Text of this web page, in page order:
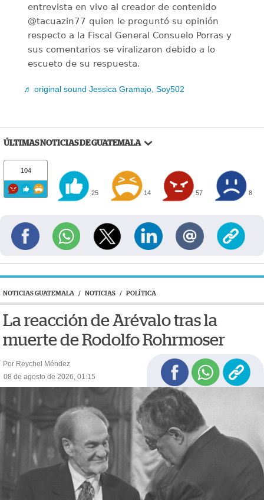
entrevista en vivo al creador de contenido
@tacuazin77 quien le preguntó su opinión
respecto a la Fiscal General Consuelo Porras y
sus comentarios se viralizaron debido a lo
escueto de su respuesta.
♬ original sound Jessica Gramajo, Soy502
ÚLTIMAS NOTICIAS DE GUATEMALA
104
25 14 57 8
NOTICIAS GUATEMALA / NOTICIAS / POLÍTICA
La reacción de Arévalo tras la
muerte de Rodolfo Rohrmoser
Por Reychel Méndez
08 de agosto de 2026, 01:15